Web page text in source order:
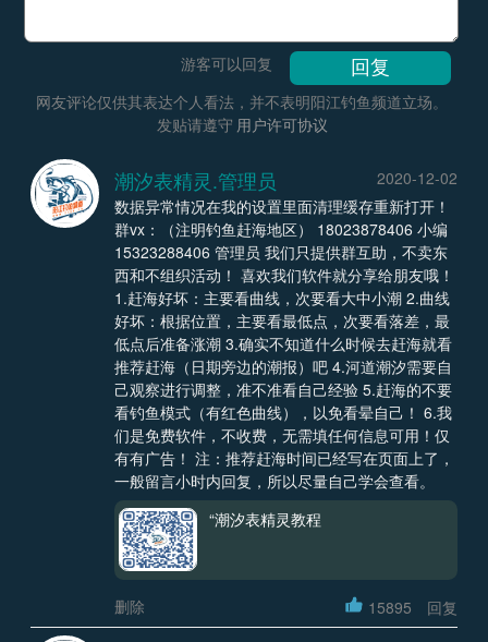
游客可以回复
网友评论仅供其表达个人看法，并不表明阳江钓鱼频道立场。
发贴请遵守 用户许可协议
潮汐表精灵.管理员
2020-12-02
数据异常情况在我的设置里面清理缓存重新打开！
群vx：（注明钓鱼赶海地区） 18023878406 小编
15323288406 管理员 我们只提供群互助，不卖东
西和不组织活动！ 喜欢我们软件就分享给朋友哦！
1.赶海好坏：主要看曲线，次要看大中小潮 2.曲线
好坏：根据位置，主要看最低点，次要看落差，最
低点后准备涨潮 3.确实不知道什么时候去赶海就看
推荐赶海（日期旁边的潮报）吧 4.河道潮汐需要自
己观察进行调整，准不准看自己经验 5.赶海的不要
看钓鱼模式（有红色曲线），以免看晕自己！ 6.我
们是免费软件，不收费，无需填任何信息可用！仅
有有广告！ 注：推荐赶海时间已经写在页面上了，
一般留言小时内回复，所以尽量自己学会查看。
“潮汐表精灵教程
删除 15895 回复